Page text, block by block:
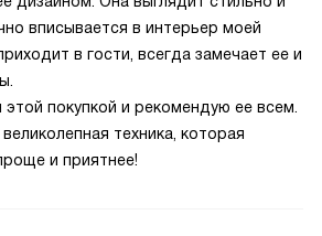
вписывается в интерьер моей
в гости, всегда замечает ее и
покупкой и рекомендую ее всем.
техника, которая
и приятнее!